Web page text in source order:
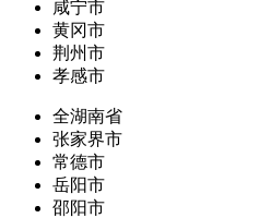
咸宁市
黄冈市
荆州市
孝感市
全湖南省
张家界市
常德市
岳阳市
邵阳市